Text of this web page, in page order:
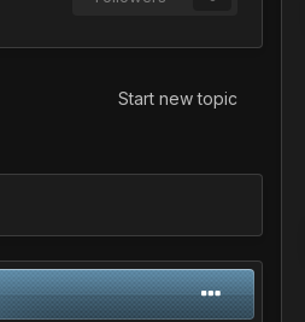
Start new topic